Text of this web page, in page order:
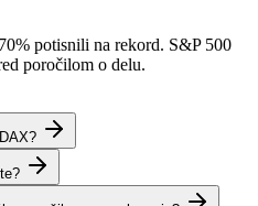
potisnili na rekord. S&P 500
poročilom o delu.